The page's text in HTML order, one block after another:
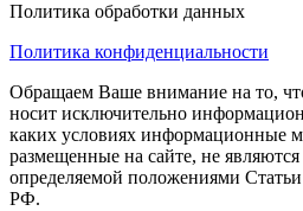
Политика обработки данных
Политика конфиденциальности
Обращаем Ваше внимание на то,
носит исключительно
каких условиях информационные
размещенные на сайте, не
определяемой положениями Статьи
РФ.